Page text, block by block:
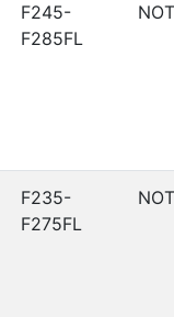
F245-
F285FL
F235-
F275FL